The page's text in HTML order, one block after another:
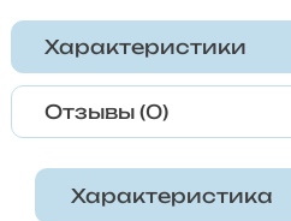
Характеристики
Отзывы (0)
Характеристика